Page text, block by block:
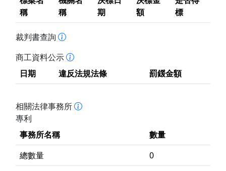
稱
稱
期
額
標
裁判書查詢
商工資料公示
日期
違反法規法條 罰鍰金額
相關法律事務所
專利
事務所名稱
數量
總數量
0